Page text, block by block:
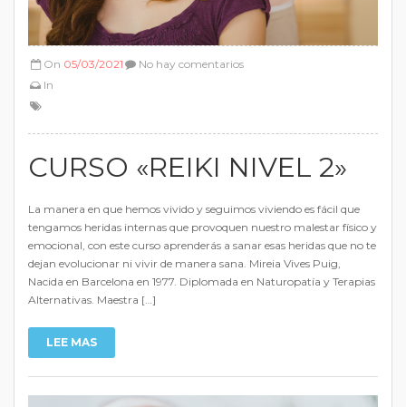
On 05/03/2021
In
No hay comentarios
CURSO «REIKI NIVEL 2»
La manera en que hemos vivido y seguimos viviendo es fácil que
tengamos heridas internas que provoquen nuestro malestar físico y
emocional, con este curso aprenderás a sanar esas heridas que no te
dejan evolucionar ni vivir de manera sana. Mireia Vives Puig,
Nacida en Barcelona en 1977. Diplomada en Naturopatía y Terapias
Alternativas. Maestra […]
LEE MAS